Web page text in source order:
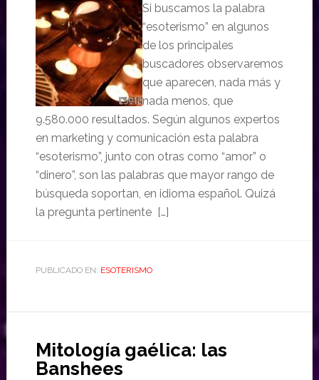
Si buscamos la palabra
“esoterismo” en algunos
de los principales
buscadores observaremos
que aparecen, nada más y
nada menos, que
9.580.000 resultados. Según algunos expertos
en marketing y comunicación esta palabra
“esoterismo”, junto con otras como “amor” o
“dinero”, son las palabras que mayor rango de
búsqueda soportan, en idioma español. Quizá
la pregunta pertinente […]
PUBLICADO EN: ESOTERISMO
Mitología gaélica: las
Banshees